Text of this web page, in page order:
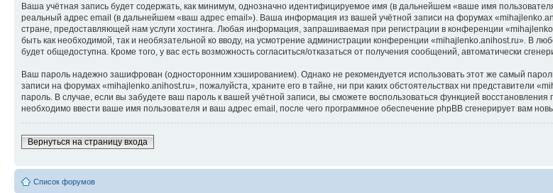
Ваша учётная запись будет содержать, как минимум, однозначно идентифицируемое имя (в дальнейшем «ваше имя
реальный адрес email (в дальнейшем «ваш адрес email»). Ваша информация из вашей учётной записи на форумах
стране, предоставляющей нам услуги хостинга. Любая информация, запрашиваемая при регистрации в конференции
быть как необходимой, так и необязательной ко вводу, на усмотрение администрации конференции «mihajlenko.anihost.ru». В
будет общедоступна. Кроме того, у вас есть возможность согласиться/отказаться от получения сообщений, автоматически
Ваш пароль надежно зашифрован (односторонним хэшированием). Однако не рекомендуется использовать этот же самый
записи на форумах «mihajlenko.anihost.ru», пожалуйста, храните его в тайне, ни при каких обстоятельствах ни представители
пароль. В случае, если вы забудете ваш пароль к вашей учётной записи, вы сможете воспользоваться функцией
необходимо ввести ваше имя пользователя и ваш адрес email, после чего программное обеспечение phpBB сгенерирует вам
Вернуться на страницу входа
Список форумов